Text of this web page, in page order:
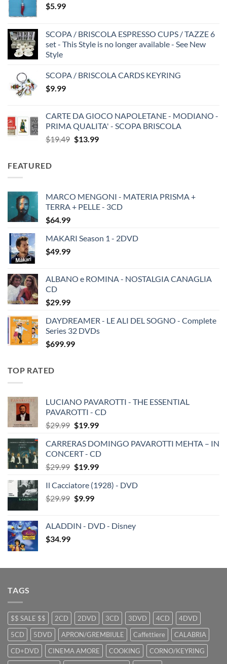
$5.99
SCOPA / BRISCOLA ESPRESSO CUPS / TAZZE 6
set - This Style is no longer available - See New
Style
SCOPA / BRISCOLA CARDS KEYRING
$9.99
CARTE DA GIOCO NAPOLETANE - MODIANO -
PRIMA QUALITA' - SCOPA BRISCOLA
$19.49 Original
$13.99Current
FEATURED
MARCO MENGONI - MATERIA PRISMA +
TERRA + PELLE - 3CD
$64.99
MAKARI Season 1 - 2DVD
$49.99
ALBANO e ROMINA - NOSTALGIA CANAGLIA
CD
$29.99
DAYDREAMER - LE ALI DEL SOGNO - Complete
Series 32 DVDs
$699.99
TOP RATED
LUCIANO PAVAROTTI - THE ESSENTIAL
PAVAROTTI - CD
$29.99 Original
was:
$29.99.
$19.99Current
is:
$19.99.
CARRERAS DOMINGO PAVAROTTI MEHTA – IN
CONCERT - CD
$29.99 Original
was:
$29.99.
$19.99Current
is:
Il Cacciatore (1928) - DVD
$29.99 Original
$29.99.
$9.99Current
$9.99.
ALADDIN - DVD - Disney
$34.99
TAGS
$$ SALE $$ 2CD 2DVD 3CD 3DVD 4CD
4DVD
5CD
5DVD APRON/GREMBIULE Caffettiere
CALABRIA
CD+DVD
CINEMA AMORE COOKING
CORNO/KEYRING